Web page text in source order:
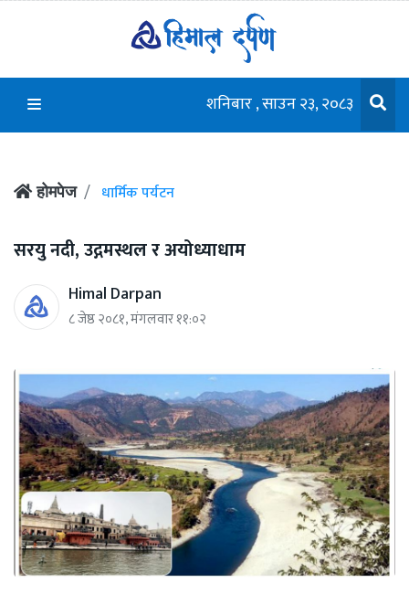
शनिबार , साउन २३, २०८३
होमपेज धार्मिक पर्यटन
सरयु नदी, उद्गमस्थल र अयोध्याधाम
Himal Darpan
८ जेष्ठ २०८१, मंगलवार ११:०२